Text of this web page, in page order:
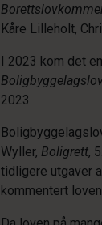
Kåre Lilleholt,
I 2023 kom det
2023.
Wyller, Boligrett,
tidligere utgaver
kommentert